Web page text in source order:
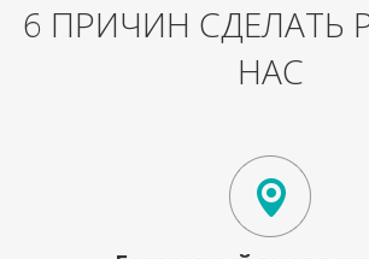
6 ПРИЧИН СДЕЛАТЬ
НАС